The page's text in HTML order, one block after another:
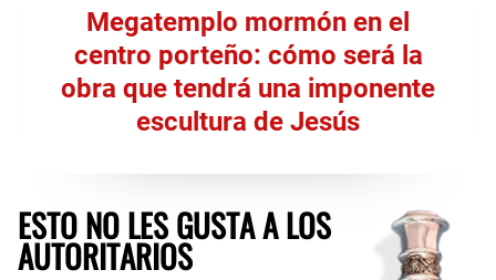
Megatemplo mormón en el
centro porteño: cómo será la
obra que tendrá una imponente
escultura de Jesús
ESTO NO LES GUSTA A LOS
AUTORITARIOS